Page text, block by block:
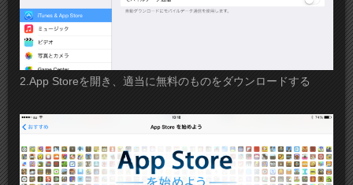
2.App Storeを開き、適当に無料のものをダウンロードする